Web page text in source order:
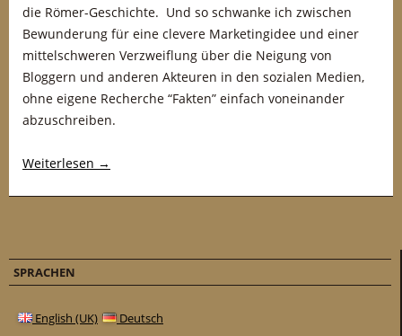
die Römer-Geschichte. Und so schwanke ich zwischen
Bewunderung für eine clevere Marketingidee und einer
mittelschweren Verzweiflung über die Neigung von
Bloggern und anderen Akteuren in den sozialen Medien,
ohne eigene Recherche “Fakten” einfach voneinander
abzuschreiben.
Weiterlesen →
SPRACHEN
English (UK) Deutsch